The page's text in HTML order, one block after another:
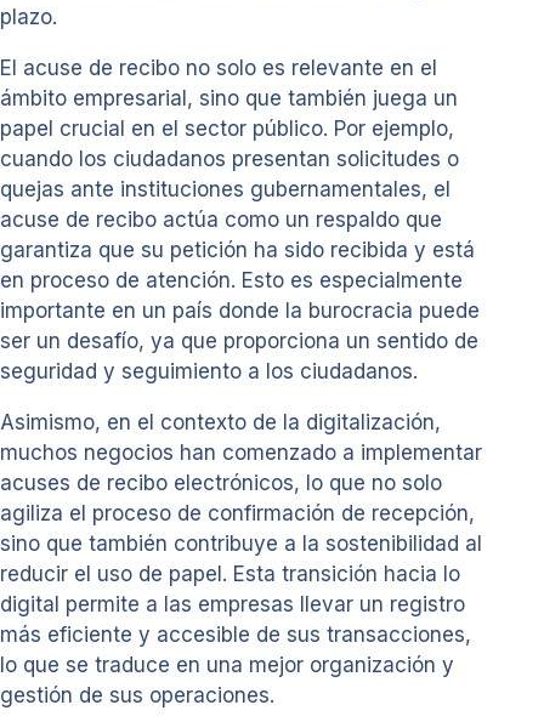
plazo.
El acuse de recibo no solo es relevante en el
ámbito empresarial, sino que también juega un
papel crucial en el sector público. Por ejemplo,
cuando los ciudadanos presentan solicitudes o
quejas ante instituciones gubernamentales, el
acuse de recibo actúa como un respaldo que
garantiza que su petición ha sido recibida y está
en proceso de atención. Esto es especialmente
importante en un país donde la burocracia puede
ser un desafío, ya que proporciona un sentido de
seguridad y seguimiento a los ciudadanos.
Asimismo, en el contexto de la digitalización,
muchos negocios han comenzado a implementar
acuses de recibo electrónicos, lo que no solo
agiliza el proceso de confirmación de recepción,
sino que también contribuye a la sostenibilidad al
reducir el uso de papel. Esta transición hacia lo
digital permite a las empresas llevar un registro
más eficiente y accesible de sus transacciones,
lo que se traduce en una mejor organización y
gestión de sus operaciones.